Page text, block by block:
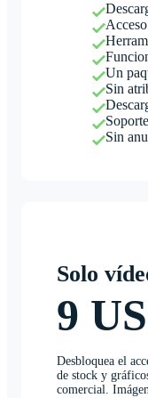
Un
Sin
Sin
Solo
9
Desbloquea el
de stock y
comercial.